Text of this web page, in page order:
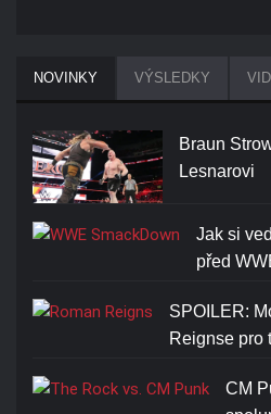
NOVINKY VÝSLEDKY
Braun
Lesnarovi
Jak si
před
SPOILER:
Reignse pro
CM